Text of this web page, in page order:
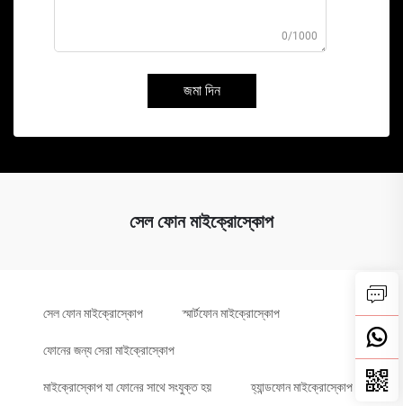
0/1000
জমা দিন
সেল ফোন মাইক্রোস্কোপ
সেল ফোন মাইক্রোস্কোপ স্মার্টফোন মাইক্রোস্কোপ
ফোনের জন্য সেরা মাইক্রোস্কোপ
মাইক্রোস্কোপ যা ফোনের সাথে সংযুক্ত হয় হ্যান্ডফোন মাইক্রোস্কোপ